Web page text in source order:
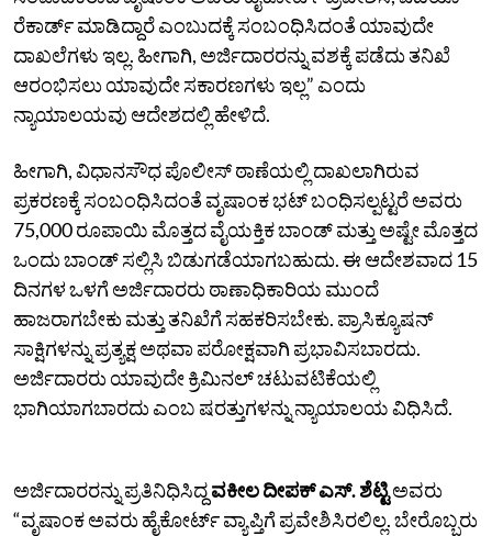
ರೆಕಾರ್ಡ್‌ ಮಾಡಿದ್ದಾರೆ ಎಂಬುದಕ್ಕೆ ಸಂಬಂಧಿಸಿದಂತೆ ಯಾವುದೇ
ದಾಖಲೆಗಳು ಇಲ್ಲ. ಹೀಗಾಗಿ, ಅರ್ಜಿದಾರರನ್ನು ವಶಕ್ಕೆ ಪಡೆದು ತನಿಖೆ
ಆರಂಭಿಸಲು ಯಾವುದೇ ಸಕಾರಣಗಳು ಇಲ್ಲ” ಎಂದು
ನ್ಯಾಯಾಲಯವು ಆದೇಶದಲ್ಲಿ ಹೇಳಿದೆ.
ಹೀಗಾಗಿ, ವಿಧಾನಸೌಧ ಪೊಲೀಸ್‌ ಠಾಣೆಯಲ್ಲಿ ದಾಖಲಾಗಿರುವ
ಪ್ರಕರಣಕ್ಕೆ ಸಂಬಂಧಿಸಿದಂತೆ ವೃಷಾಂಕ ಭಟ್‌ ಬಂಧಿಸಲ್ಪಟ್ಟರೆ ಅವರು
75,000 ರೂಪಾಯಿ ಮೊತ್ತದ ವೈಯಕ್ತಿಕ ಬಾಂಡ್‌ ಮತ್ತು ಅಷ್ಟೇ ಮೊತ್ತದ
ಒಂದು ಬಾಂಡ್‌ ಸಲ್ಲಿಸಿ ಬಿಡುಗಡೆಯಾಗಬಹುದು. ಈ ಆದೇಶವಾದ 15
ದಿನಗಳ ಒಳಗೆ ಅರ್ಜಿದಾರರು ಠಾಣಾಧಿಕಾರಿಯ ಮುಂದೆ
ಹಾಜರಾಗಬೇಕು ಮತ್ತು ತನಿಖೆಗೆ ಸಹಕರಿಸಬೇಕು. ಪ್ರಾಸಿಕ್ಯೂಷನ್‌
ಸಾಕ್ಷಿಗಳನ್ನು ಪ್ರತ್ಯಕ್ಷ ಅಥವಾ ಪರೋಕ್ಷವಾಗಿ ಪ್ರಭಾವಿಸಬಾರದು.
ಅರ್ಜಿದಾರರು ಯಾವುದೇ ಕ್ರಿಮಿನಲ್‌ ಚಟುವಟಿಕೆಯಲ್ಲಿ
ಭಾಗಿಯಾಗಬಾರದು ಎಂಬ ಷರತ್ತುಗಳನ್ನು ನ್ಯಾಯಾಲಯ ವಿಧಿಸಿದೆ.
ಅರ್ಜಿದಾರರನ್ನು ಪ್ರತಿನಿಧಿಸಿದ್ದವಕೀಲ ದೀಪಕ್‌ ಎಸ್.‌ ಶೆಟ್ಟಿಅವರು
“ವೃಷಾಂಕ ಅವರು ಹೈಕೋರ್ಟ್‌ ವ್ಯಾಪ್ತಿಗೆ ಪ್ರವೇಶಿಸಿರಲಿಲ್ಲ. ಬೇರೊಬ್ಬರು